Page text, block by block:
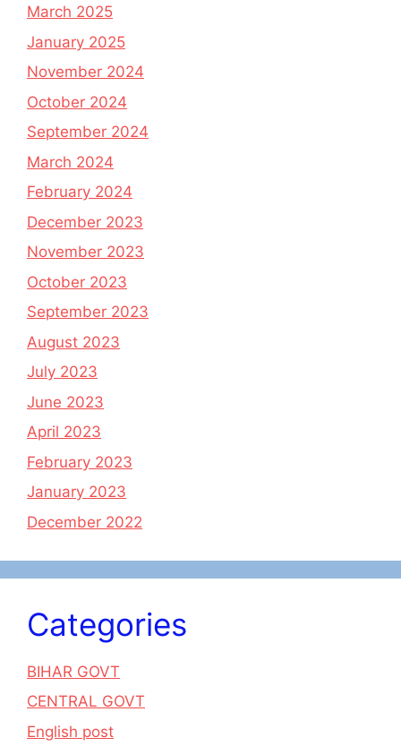
March 2025
January 2025
November 2024
October 2024
September 2024
March 2024
February 2024
December 2023
November 2023
October 2023
September 2023
August 2023
July 2023
June 2023
April 2023
February 2023
January 2023
December 2022
Categories
BIHAR GOVT
CENTRAL GOVT
English post